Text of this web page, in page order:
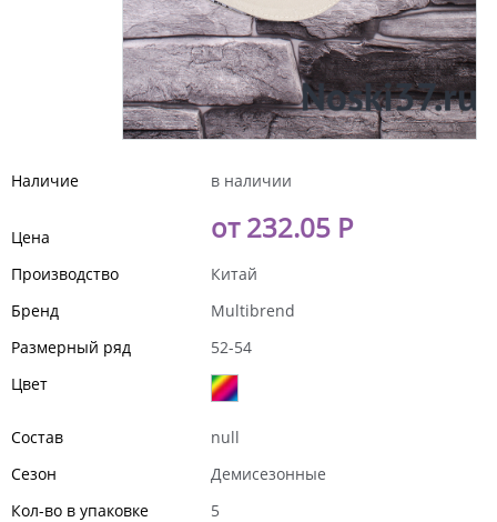
Наличие в наличии
Цена от 232.05 Р
Производство
Китай
Бренд
Multibrend
Размерный ряд
52-54
Цвет
Состав
null
Сезон
Демисезонные
Кол-во в упаковке
5